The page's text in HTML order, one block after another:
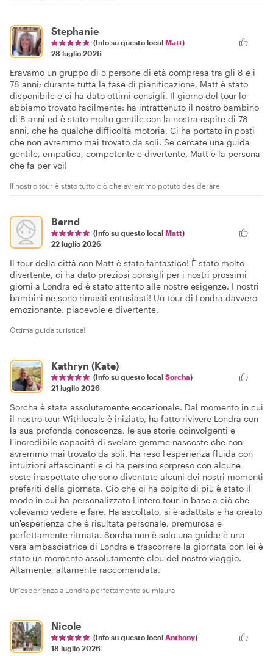
Stephanie
(Info su questo local Matt)
28 luglio 2026
Eravamo un gruppo di 5 persone di età compresa tra gli 8 e i
78 anni; durante tutta la fase di pianificazione, Matt è stato
disponibile e ci ha dato ottimi consigli. Il giorno del tour lo
abbiamo trovato facilmente: ha intrattenuto il nostro bambino
di 8 anni ed è stato molto gentile con la nostra ospite di 78
anni, che ha qualche difficoltà motoria. Ci ha portato in posti
che non avremmo mai trovato da soli. Se cercate una guida
gentile, empatica, competente e divertente, Matt è la persona
che fa per voi!
Il nostro tour è stato tutto ciò che avremmo potuto desiderare
Bernd
(Info su questo local Matt)
22 luglio 2026
Il tour della città con Matt è stato fantastico! È stato molto
divertente, ci ha dato preziosi consigli per i nostri prossimi
giorni a Londra ed è stato attento alle nostre esigenze. I nostri
bambini ne sono rimasti entusiasti! Un tour di Londra davvero
emozionante, piacevole e divertente.
Ottima guida turistica!
Kathryn (Kate)
(Info su questo local Sorcha)
21 luglio 2026
Sorcha è stata assolutamente eccezionale. Dal momento in cui
il nostro tour Withlocals è iniziato, ha fatto rivivere Londra con
la sua profonda conoscenza, le sue storie coinvolgenti e
l'incredibile capacità di svelare gemme nascoste che non
avremmo mai trovato da soli. Ha reso l'esperienza fluida con
intuizioni affascinanti e ci ha persino sorpreso con alcune
soste inaspettate che sono diventate alcuni dei nostri momenti
preferiti della giornata. Ciò che ci ha colpito di più è stato il
modo in cui ha personalizzato l'intero tour in base a ciò che
volevamo vedere e fare. Ha ascoltato, si è adattata e ha creato
un'esperienza che è risultata personale, premurosa e
perfettamente ritmata. Sorcha non è solo una guida: è una
vera ambasciatrice di Londra e trascorrere la giornata con lei è
stato un momento assolutamente clou del nostro viaggio.
Altamente, altamente raccomandata.
Un'esperienza a Londra perfettamente su misura
Nicole
(Info su questo local Anthony)
18 luglio 2026